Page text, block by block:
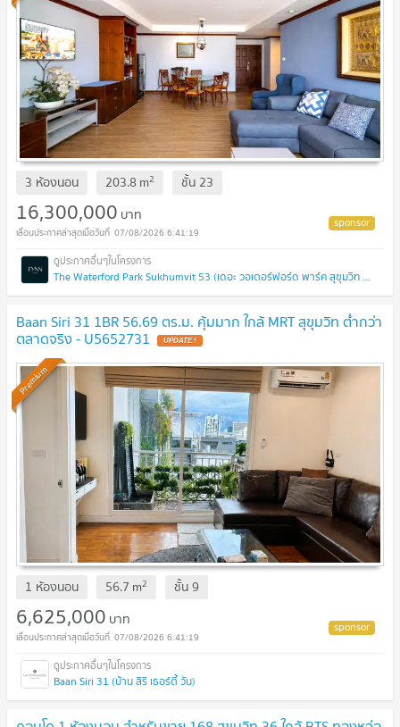
3 ห้องนอน 203.8m2 ชั้น 23
16,300,000 บาท
07/08/2026 6:41:19
The Waterford Park Sukhumvit 53 (เดอะ วอเตอร์ฟอร์ด พาร์ค สุขุมวิท 53)
Baan Siri 31 1BR 56.69 ตร.ม. คุ้มมาก ใกล้ MRT สุขุมวิท ต่ำกว่า
ตลาดจริง - U5652731 UPDATE !
Premium
1 ห้องนอน 56.7 m2 ชั้น9
6,625,000 บาท
07/08/2026 6:41:19
Baan Siri 31 (บ้าน สิริ เธอร์ตี้ วัน)